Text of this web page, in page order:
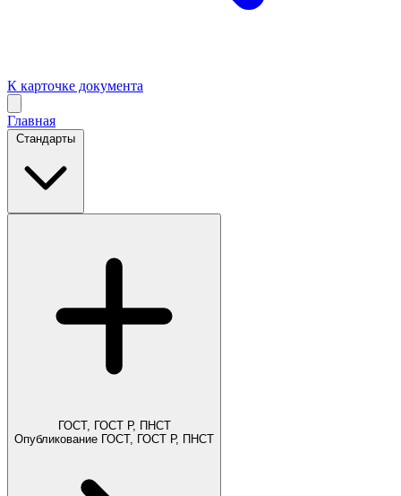
К карточке документа
Главная
Стандарты
ГОСТ, ГОСТ Р, ПНСТ
Опубликование ГОСТ, ГОСТ Р, ПНСТ